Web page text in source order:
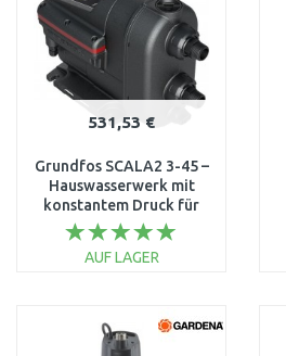
531,53 €
Grundfos SCALA2 3-45 –
Hauswasserwerk mit
konstantem Druck für
Leitung & Brunnen
93013252
AUF LAGER
Vergleichen